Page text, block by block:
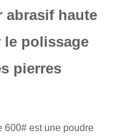
abrasif haute
le polissage
pierres
600# est une poudre